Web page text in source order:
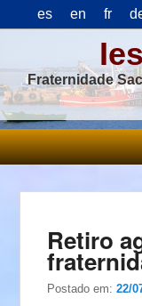
es en fr
Fraternidade
Retiro
Postado em:22/